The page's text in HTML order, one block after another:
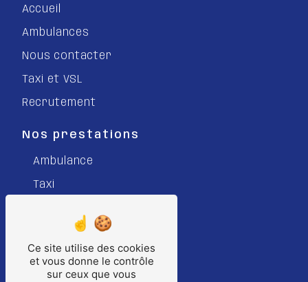
Accueil
Ambulances
Nous contacter
Taxi et VSL
Recrutement
Nos prestations
Ambulance
Taxi
Transport sanitaire
Taxi Conventionné
Ce site utilise des cookies
et vous donne le contrôle
sur ceux que vous